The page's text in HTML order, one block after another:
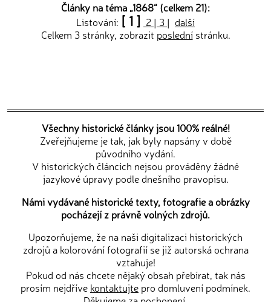
Články na téma „1868“ (celkem 21):
Listování: [ 1 ] 2 | 3 | další
Celkem 3 stránky, zobrazit poslednístránku.
Všechny historické články jsou 100% reálné!
Zveřejňujeme je tak, jak byly napsány v době
původního vydání.
V historických článcích nejsou prováděny žádné
jazykové úpravy podle dnešního pravopisu.
Námi vydávané historické texty, fotografie a obrázky
pocházejí z právně volných zdrojů.
Upozorňujeme, že na naši digitalizaci historických
zdrojů a kolorování fotografií se již autorská ochrana
vztahuje!
Pokud od nás chcete nějaký obsah přebírat, tak nás
prosím nejdříve kontaktujte pro domluvení podmínek.